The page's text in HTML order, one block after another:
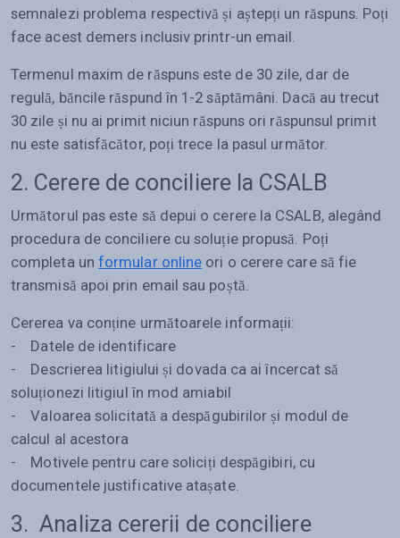
semnalezi problema respectivă și aștepți un răspuns. Poți
face acest demers inclusiv printr-un email.
Termenul maxim de răspuns este de 30 zile, dar de
regulă, băncile răspund în 1-2 săptămâni. Dacă au trecut
30 zile și nu ai primit niciun răspuns ori răspunsul primit
nu este satisfăcător, poți trece la pasul următor.
2. Cerere de conciliere la CSALB
Următorul pas este să depui o cerere la CSALB, alegând
procedura de conciliere cu soluție propusă. Poți
completa un formular online ori o cerere care să fie
transmisă apoi prin email sau poștă.
Cererea va conține următoarele informații:
- Datele de identificare
- Descrierea litigiului și dovada ca ai încercat să
soluționezi litigiul în mod amiabil
- Valoarea solicitată a despăgubirilor și modul de
calcul al acestora
- Motivele pentru care soliciți despăgibiri, cu
documentele justificative atașate.
3. Analiza cererii de conciliere